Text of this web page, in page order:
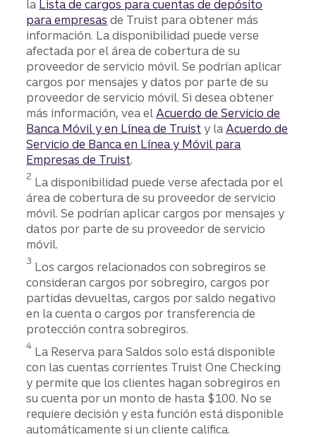
la Lista de cargos para cuentas de depósito
para empresas de Truist para obtener más
información. La disponibilidad puede verse
afectada por el área de cobertura de su
proveedor de servicio móvil. Se podrían aplicar
cargos por mensajes y datos por parte de su
proveedor de servicio móvil. Si desea obtener
más información, vea el Acuerdo de Servicio de
Banca Móvil y en Línea de Truist y la Acuerdo de
Servicio de Banca en Línea y Móvil para
Empresas de Truist.
Divulgación
2 La disponibilidad puede verse afectada por el
área de cobertura de su proveedor de servicio
móvil. Se podrían aplicar cargos por mensajes y
datos por parte de su proveedor de servicio
móvil.
Divulgación
3 Los cargos relacionados con sobregiros se
consideran cargos por sobregiro, cargos por
partidas devueltas, cargos por saldo negativo
en la cuenta o cargos por transferencia de
protección contra sobregiros.
Divulgación
4 La Reserva para Saldos solo está disponible
con las cuentas corrientes Truist One Checking
y permite que los clientes hagan sobregiros en
su cuenta por un monto de hasta $100. No se
requiere decisión y esta función está disponible
automáticamente si un cliente califica.